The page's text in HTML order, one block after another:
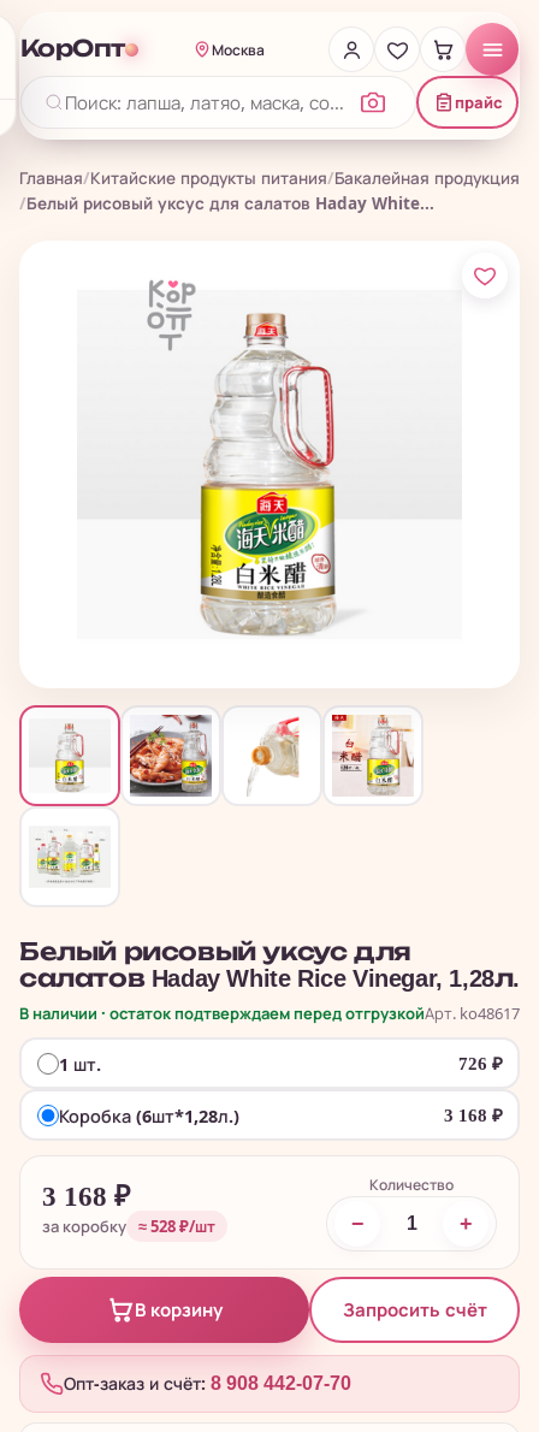
КорОпт Москва
прайс
Главная/Китайские продукты питания/Бакалейная продукция
/Белый рисовый уксус для салатов Haday White...
Белый рисовый уксус для
салатов Haday White Rice Vinegar, 1,28л.
В наличии · остаток подтверждаем перед отгрузкойАрт. ko48617
1 шт. 726 ₽
Коробка (6шт*1,28л.) 3 168 ₽
3 168 ₽
за коробку ≈ 528 ₽/шт
Количество
− +
В корзину Запросить счёт
Опт-заказ и счёт: 8 908 442-07-70